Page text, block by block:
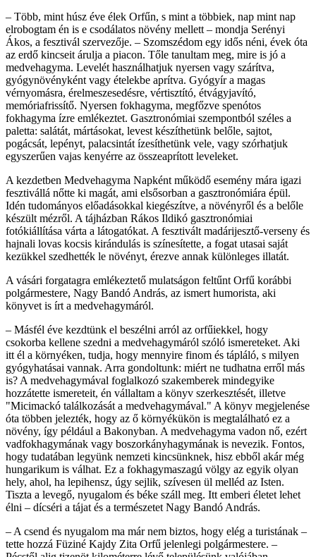
– Több, mint húsz éve élek Orfűn, s mint a többiek, nap mint nap
elrobogtam én is e csodálatos növény mellett – mondja Serényi
Ákos, a fesztivál szervezője. – Szomszédom egy idős néni, évek óta
az erdő kincseit árulja a piacon. Tőle tanultam meg, mire is jó a
medvehagyma. Levelét használhatjuk nyersen vagy szárítva,
gyógynövényként vagy ételekbe aprítva. Gyógyír a magas
vérnyomásra, érelmeszesedésre, vértisztító, étvágyjavító,
memóriafrissítő. Nyersen fokhagyma, megfőzve spenótos
fokhagyma ízre emlékeztet. Gasztronómiai szempontból széles a
paletta: salátát, mártásokat, levest készíthetünk belőle, sajtot,
pogácsát, lepényt, palacsintát ízesíthetünk vele, vagy szórhatjuk
egyszerűen vajas kenyérre az összeaprított leveleket.
A kezdetben Medvehagyma Napként működő esemény mára igazi
fesztivállá nőtte ki magát, ami elsősorban a gasztronómiára épül.
Idén tudományos előadásokkal kiegészítve, a növényről és a belőle
készült mézről. A tájházban Rákos Ildikó gasztronómiai
fotókiállítása várta a látogatókat. A fesztivált madárijesztő-verseny és
hajnali lovas kocsis kirándulás is színesítette, a fogat utasai saját
kezükkel szedhették le növényt, érezve annak különleges illatát.
A vásári forgatagra emlékeztető mulatságon feltűnt Orfű korábbi
polgármestere, Nagy Bandó András, az ismert humorista, aki
könyvet is írt a medvehagymáról.
– Másfél éve kezdtünk el beszélni arról az orfűiekkel, hogy
csokorba kellene szedni a medvehagymáról szóló ismereteket. Aki
itt él a környéken, tudja, hogy mennyire finom és tápláló, s milyen
gyógyhatásai vannak. Arra gondoltunk: miért ne tudhatna erről más
is? A medvehagymával foglalkozó szakemberek mindegyike
hozzátette ismereteit, én vállaltam a könyv szerkesztését, illetve
"Micimackó találkozását a medvehagymával." A könyv megjelenése
óta többen jelezték, hogy az ő környékükön is megtalálható ez a
növény, így például a Bakonyban. A medvehagyma vadon nő, ezért
vadfokhagymának vagy boszorkányhagymának is nevezik. Fontos,
hogy tudatában legyünk nemzeti kincsünknek, hisz ebből akár még
hungarikum is válhat. Ez a fokhagymaszagú völgy az egyik olyan
hely, ahol, ha lepihensz, úgy sejlik, szívesen ül melléd az Isten.
Tiszta a levegő, nyugalom és béke száll meg. Itt emberi életet lehet
élni – dícséri a tájat és a természetet Nagy Bandó András.
– A csend és nyugalom ma már nem biztos, hogy elég a turistának –
tette hozzá Füziné Kajdy Zita Orfű jelenlegi polgármestere. –